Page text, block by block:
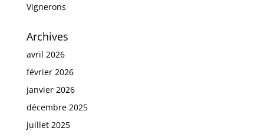
Vignerons
Archives
avril 2026
février 2026
janvier 2026
décembre 2025
juillet 2025